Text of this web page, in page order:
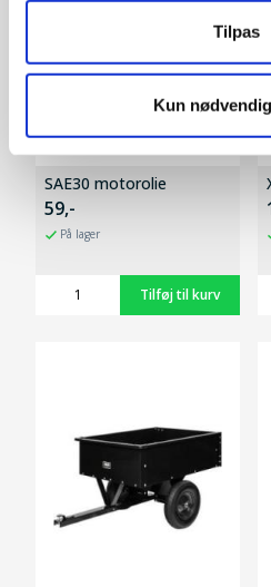
Tilpas
Kun
SAE30 motorolie
59,-
På lager